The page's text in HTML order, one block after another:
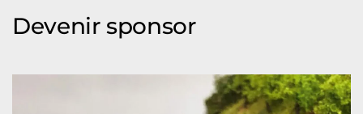
Devenir sponsor